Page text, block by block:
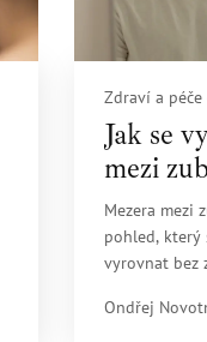
Zdraví a
Jak se
mezi
Mezera mezi
pohled, který
vyrovnat bez
Ondřej